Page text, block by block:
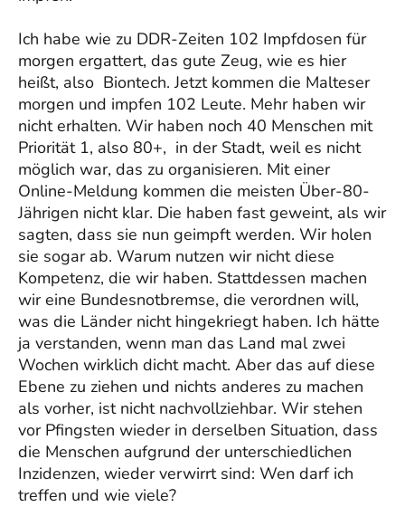
Ich habe wie zu DDR-Zeiten 102 Impfdosen für
morgen ergattert, das gute Zeug, wie es hier
heißt, also Biontech. Jetzt kommen die Malteser
morgen und impfen 102 Leute. Mehr haben wir
nicht erhalten. Wir haben noch 40 Menschen mit
Priorität 1, also 80+, in der Stadt, weil es nicht
möglich war, das zu organisieren. Mit einer
Online-Meldung kommen die meisten Über-80-
Jährigen nicht klar. Die haben fast geweint, als wir
sagten, dass sie nun geimpft werden. Wir holen
sie sogar ab. Warum nutzen wir nicht diese
Kompetenz, die wir haben. Stattdessen machen
wir eine Bundesnotbremse, die verordnen will,
was die Länder nicht hingekriegt haben. Ich hätte
ja verstanden, wenn man das Land mal zwei
Wochen wirklich dicht macht. Aber das auf diese
Ebene zu ziehen und nichts anderes zu machen
als vorher, ist nicht nachvollziehbar. Wir stehen
vor Pfingsten wieder in derselben Situation, dass
die Menschen aufgrund der unterschiedlichen
Inzidenzen, wieder verwirrt sind: Wen darf ich
treffen und wie viele?